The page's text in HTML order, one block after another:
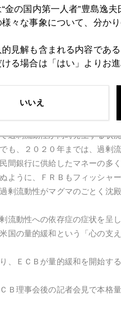
変形量的緩和では、低迷する
型の本格量的緩和が必要との
に独連銀・財務相の反対は強い
経済もお尻に火がついてきた。
和に踏み切らざるを得まいと
ＥＣＢの総資産を第一段階と
産がいずれ日米型に急上昇す
過剰流動性が同時発生する状
も、２０２０年までは、過剰
間銀行に供給したマネーの多
ように、ＦＲＢもフィッシャ
剰流動性がマグマのごとく沈
流動性への依存症の症状を呈し
国の量的緩和という「心の支
、ＥＣＢが量的緩和を開始す
Ｂ理事会後の記者会見で本格
金の国内第一人者”豊島逸
様々な事象について、分か
見解も含まれる内容であ
る場合は「はい」よりお進
いいえ